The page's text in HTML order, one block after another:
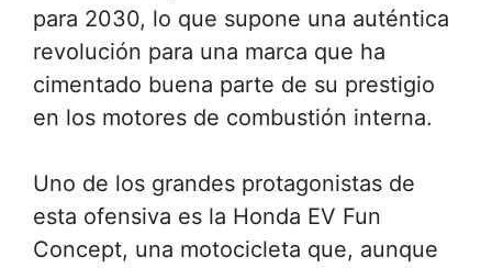
para 2030, lo que supone una auténtica
revolución para una marca que ha
cimentado buena parte de su prestigio
en los motores de combustión interna.
Uno de los grandes protagonistas de
esta ofensiva es la Honda EV Fun
Concept, una motocicleta que, aunque